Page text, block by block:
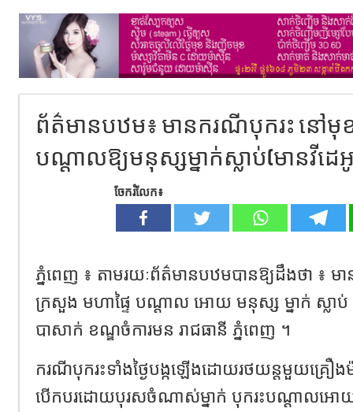
ព័ត៌មានបឋម៖ មានករណីបុករះ នៅមុ
បណ្តាលឱ្យមនុស្សម្នាក់ស្លាប់(មានវីដេ
ចែករំលែក៖
ភ្នំពេញ ៖ តាមរយៈព័ត៌មានបឋមបានឱ្យដឹងថា ៖
ក្រសួង មហាផ្ទៃ បណ្តាល អោយ មនុស្ស ម្នាក់ ស្លាប់ ស្
បាសាក់ ខណ្ឌចំការមន រាជធានី ភ្នំពេញ ។
ករណីបុករះទាំងថ្ងៃបង្កឡើងដោយរថយន្តមួយគ្រ
បើកបរដោយបុរសចំណាស់ម្នាក់ បុករះបណ្តាលអោយម